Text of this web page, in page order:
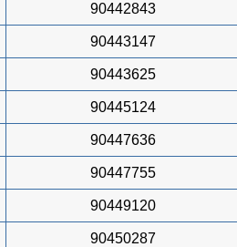
90442843
90443147
90443625
90445124
90447636
90447755
90449120
90450287